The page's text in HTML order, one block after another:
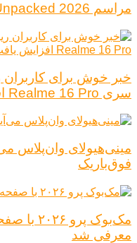
مراسم Galaxy Unpacked 2026
خبر خوش برای کاربران
سری Realme 16 Pro افزایش یافت
مینی‌هیولای وان‌پلاس
فوق‌باریک
مک‌بوک
معرفی شد